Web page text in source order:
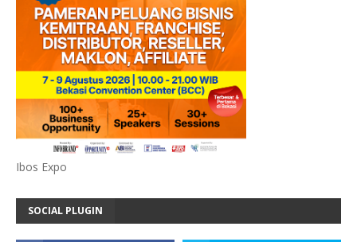
Ibos Expo
SOCIAL PLUGIN